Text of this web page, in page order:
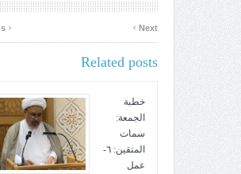
‹ Next
›
Related posts
خطبة
الجمعة:
سمات
المتقين: ٦-
عمل